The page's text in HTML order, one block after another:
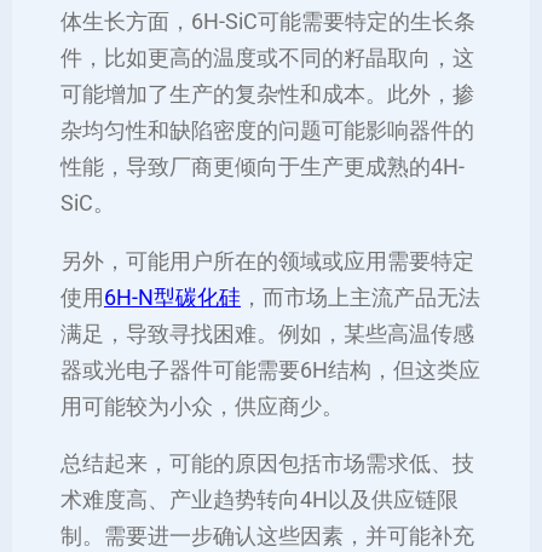
体生长方面，6H-SiC可能需要特定的生长条
件，比如更高的温度或不同的籽晶取向，这
可能增加了生产的复杂性和成本。此外，掺
杂均匀性和缺陷密度的问题可能影响器件的
性能，导致厂商更倾向于生产更成熟的4H-
SiC。
另外，可能用户所在的领域或应用需要特定
使用 6H-N型碳化硅 ，而市场上主流产品无法
满足，导致寻找困难。例如，某些高温传感
器或光电子器件可能需要6H结构，但这类应
用可能较为小众，供应商少。
总结起来，可能的原因包括市场需求低、技
术难度高、产业趋势转向4H以及供应链限
制。需要进一步确认这些因素，并可能补充